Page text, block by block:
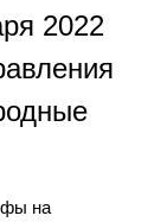
2022
на